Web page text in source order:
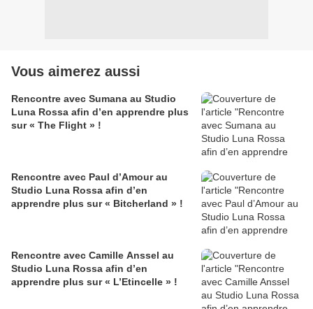
Vous aimerez aussi
Rencontre avec Sumana au Studio
Luna Rossa afin d’en apprendre plus
sur « The Flight » !
Rencontre avec Paul d’Amour au
Studio Luna Rossa afin d’en
apprendre plus sur « Bitcherland » !
Rencontre avec Camille Anssel au
Studio Luna Rossa afin d’en
apprendre plus sur « L’Etincelle » !